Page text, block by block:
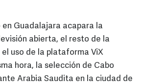
Guadalajara acapara la
abierta, el resto de la
uso de la plataforma ViX
hora, la selección de Cabo
Arabia Saudita en la ciudad de